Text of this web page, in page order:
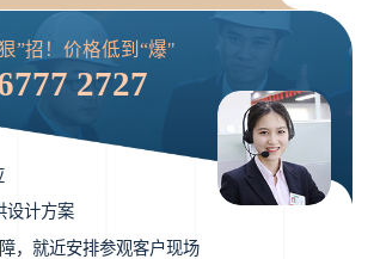
”招！价格低到“爆"
2727
设计方案
，就近安排参观客户现场